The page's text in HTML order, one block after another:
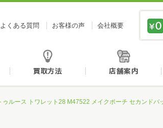
のを、価値ある価格で買取センタージーピ
よくある質問 お客様の声 会社概要
買取品目 買取方法
ルース トワレット28 M47522 メイクポーチ セカンドバ